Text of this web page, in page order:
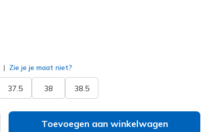
Zie je je maat niet?
37.5 38 38.5
Toevoegen aan winkelwagen